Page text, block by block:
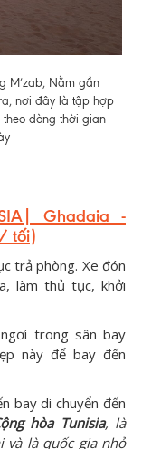
M’zab, Nằm gần
nơi đây là tập hợp
dòng thời gian
Ghadaia -
tối)
trả phòng. Xe đón
làm thủ tục, khởi
trong sân bay
này để bay đến
bay di chuyển đến
hòa Tunisia, là
và là quốc gia nhỏ